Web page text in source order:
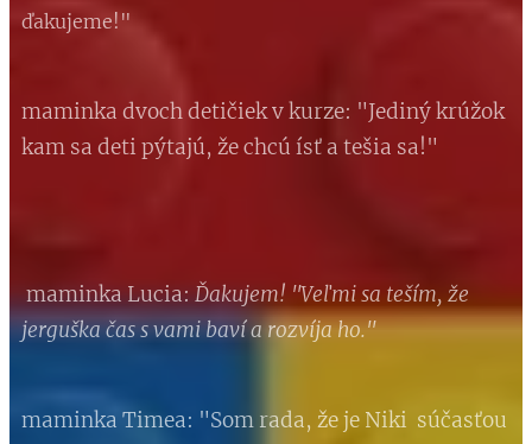
ďakujeme!"
maminka dvoch detičiek v kurze: "Jediný krúžok
kam sa deti pýtajú, že chcú ísť a tešia sa!"
maminka Lucia: Ďakujem! "Veľmi sa teším, že
jerguška čas s vami baví a rozvíja ho."
maminka Timea: "Som rada, že je Niki súčasťou